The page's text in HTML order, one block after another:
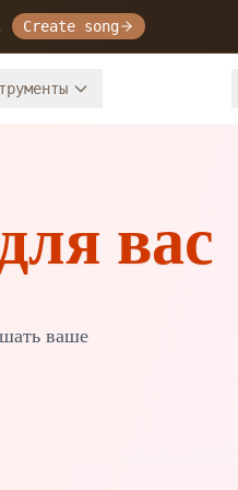
Create song
вас
ваше